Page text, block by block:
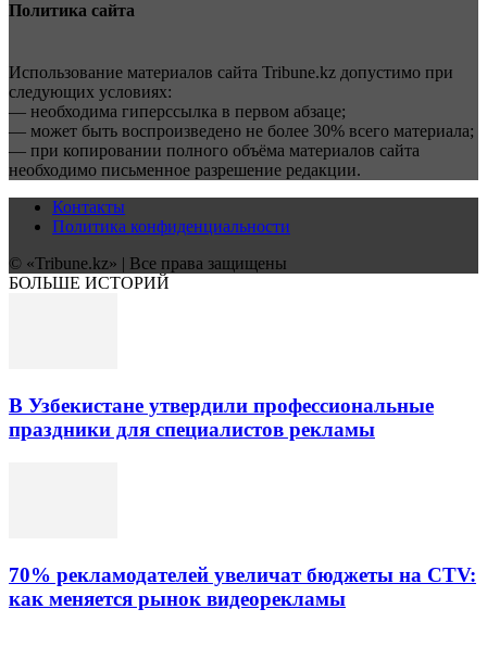
Политика сайта
Использование материалов сайта Tribune.kz допустимо при
следующих условиях:
— необходима гиперссылка в первом абзаце;
— может быть воспроизведено не более 30% всего материала;
— при копировании полного объёма материалов сайта
необходимо письменное разрешение редакции.
Контакты
Политика конфиденциальности
© «Tribune.kz» | Все права защищены
БОЛЬШЕ ИСТОРИЙ
В Узбекистане утвердили профессиональные
праздники для специалистов рекламы
70% рекламодателей увеличат бюджеты на CTV:
как меняется рынок видеорекламы